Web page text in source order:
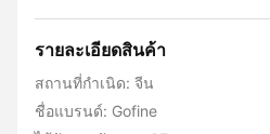
รายละเอียดสินค้า
สถานที่กำเนิด: จีน
ชื่อแบรนด์: Gofine